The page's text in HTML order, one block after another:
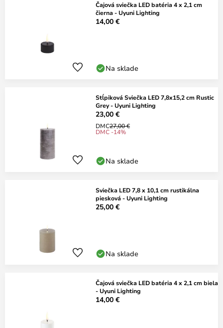
Čajová sviečka LED batéria 4 x 2,1 cm
čierna - Uyuni Lighting
14,00 €
Na sklade
Stĺpiková Sviečka LED 7,8x15,2 cm Rustic
Grey - Uyuni Lighting
23,00 €
DMC27,00 €
DMC -14%
Na sklade
Sviečka LED 7,8 x 10,1 cm rustikálna
piesková - Uyuni Lighting
25,00 €
Na sklade
Čajová sviečka LED batéria 4 x 2,1 cm biela
- Uyuni Lighting
14,00 €